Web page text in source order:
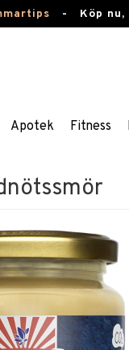
- Köp
Apotek Fitness